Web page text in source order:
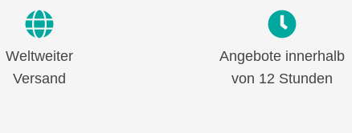
Weltweiter
Versand
Angebote innerhalb
von 12 Stunden